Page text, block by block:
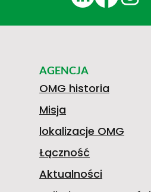
AGENCJA
OMG historia
Misja
lokalizacje OMG
Łączność
Aktualności